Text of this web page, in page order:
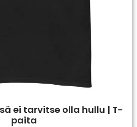
ei tarvitse olla hullu | T-
paita